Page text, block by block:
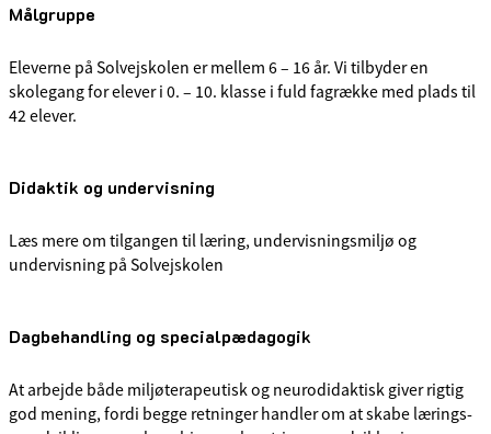
Målgruppe
Eleverne på Solvejskolen er mellem 6 – 16 år. Vi tilbyder en
skolegang for elever i 0. – 10. klasse i fuld fagrække med plads til
42 elever.
Didaktik og undervisning
Læs mere om tilgangen til læring, undervisningsmiljø og
undervisning på Solvejskolen
Dagbehandling og specialpædagogik
At arbejde både miljøterapeutisk og neurodidaktisk giver rigtig
god mening, fordi begge retninger handler om at skabe lærings-